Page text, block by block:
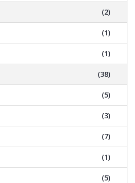
(2)
(1)
(1)
(38)
(5)
(3)
(7)
(1)
(5)